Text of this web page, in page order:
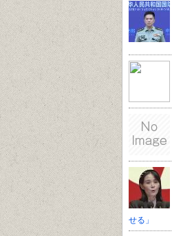
せる」